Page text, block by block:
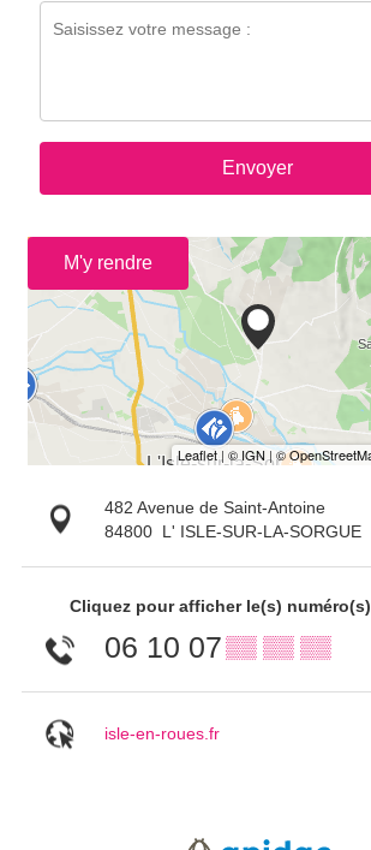
Envoyer
M'y rendre
482 Avenue de Saint-Antoine
84800 L' ISLE-SUR-LA-SORGUE
Cliquez pour afficher le(s) numéro(s)
06 10 07 ▒▒ ▒▒ ▒▒
isle-en-roues.fr